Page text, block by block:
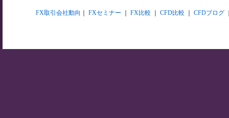
FX取引会社動向 FXセミナー FX比較 CFD比較 CFDブログ